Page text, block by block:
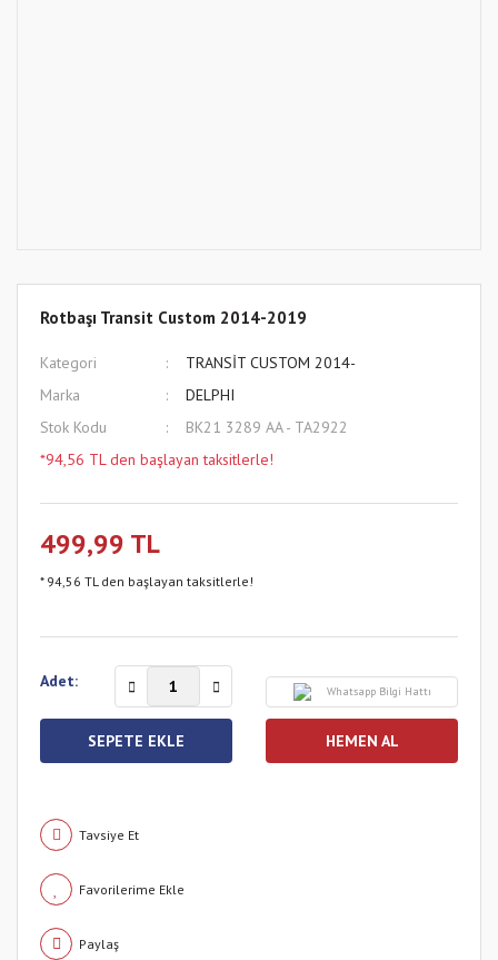
Rotbaşı Transit Custom 2014-2019
Kategori
TRANSİT CUSTOM 2014-
Marka
DELPHI
Stok Kodu
BK21 3289 AA - TA2922
*94,56 TL den başlayan taksitlerle!
499,99 TL
* 94,56 TL den başlayan taksitlerle!
Adet:
Whatsapp Bilgi Hattı
SEPETE EKLE HEMEN AL
Tavsiye Et
Paylaş